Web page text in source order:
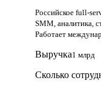
Российское full-
SMM, аналитика,
Работает
Выручка1 млрд
Сколько